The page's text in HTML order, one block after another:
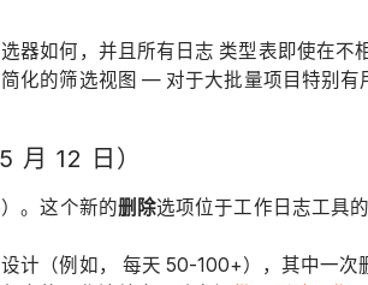
器如何，并且所有日志 类型表即使在
化的筛选视图 — 对于大批量项目特别有
月 12 日）
。这个新的删除选项位于工作日志工具的
计（例如，
每天 50-100+），其中一次